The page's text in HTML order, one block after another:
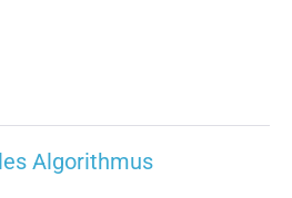
Algorithmus